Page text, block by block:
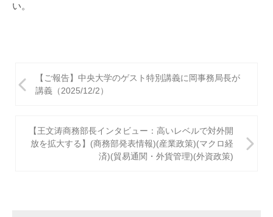
い。
稿
【ご報告】中央大学のゲスト特別講義に岡事務局長が
講義（2025/12/2）
【王文涛商務部長インタビュー：高いレベルで対外開
放を拡大する】(商務部発表情報)(産業政策)(マクロ経
済)(貿易通関・外貨管理)(外資政策)